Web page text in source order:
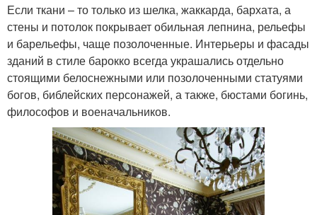
Если ткани – то только из шелка, жаккарда, бархата, а
стены и потолок покрывает обильная лепнина, рельефы
и барельефы, чаще позолоченные. Интерьеры и фасады
зданий в стиле барокко всегда украшались отдельно
стоящими белоснежными или позолоченными статуями
богов, библейских персонажей, а также, бюстами богинь,
философов и военачальников.